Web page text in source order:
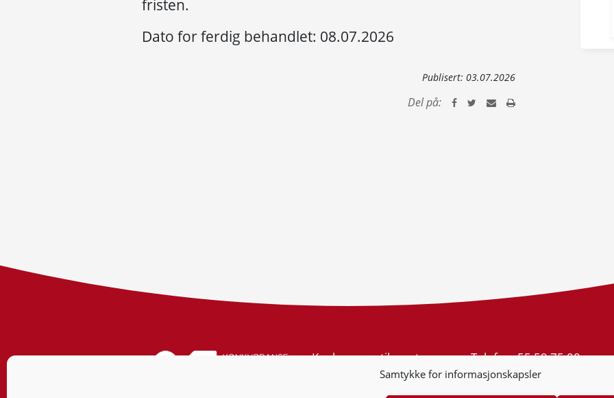
Samtykke for informasjonskapsler
fristen.
Dato for ferdig behandlet: 08.07.2026
Publisert: 03.07.2026
Del på:
Konkurransetilsynet
Postboks 439 Sentrum
Telefon:55 59 75 00
E-post:post@kt.no